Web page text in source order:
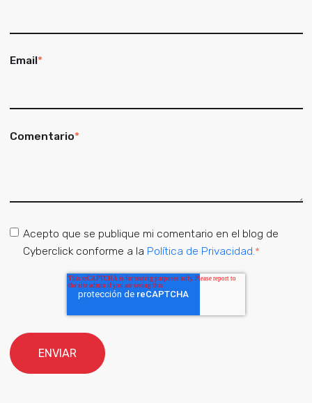
Email*
Comentario*
Acepto que se publique mi comentario en el blog de
Cyberclick conforme a la Política de Privacidad.*